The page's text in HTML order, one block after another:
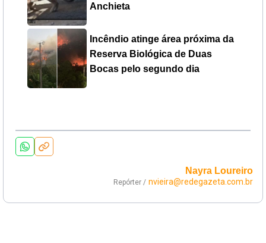
Anchieta
Incêndio atinge área próxima da
Reserva Biológica de Duas
Bocas pelo segundo dia
Nayra Loureiro
Repórter / nvieira@redegazeta.com.br